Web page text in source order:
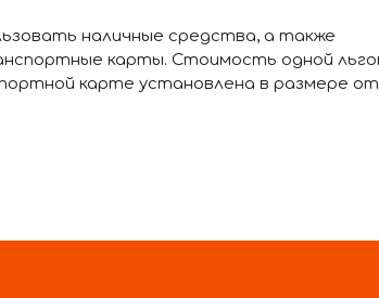
наличные средства, а также
карты. Стоимость одной
карте установлена в размере